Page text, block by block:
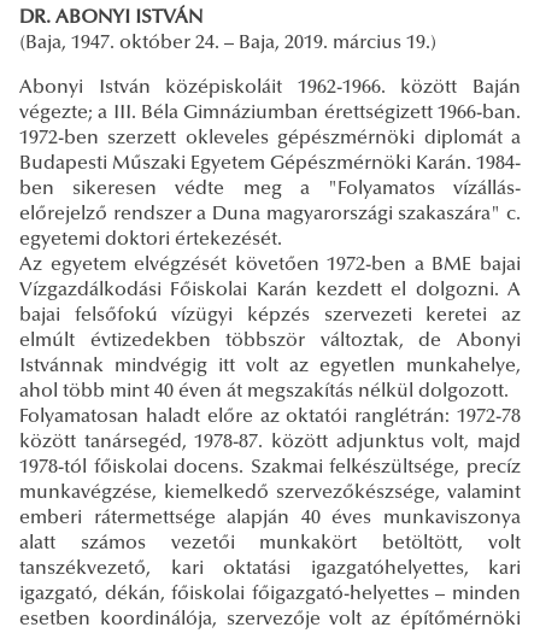
DR. ABONYI ISTVÁN
(Baja, 1947. október 24. – Baja, 2019. március 19.)
Abonyi István középiskoláit 1962-1966. között Baján
végezte; a III. Béla Gimnáziumban érettségizett 1966-ban.
1972-ben szerzett okleveles gépészmérnöki diplomát a
Budapesti Műszaki Egyetem Gépészmérnöki Karán. 1984-
ben sikeresen védte meg a "Folyamatos vízállás-
előrejelző rendszer a Duna magyarországi szakaszára" c.
egyetemi doktori értekezését.
Az egyetem elvégzését követően 1972-ben a BME bajai
Vízgazdálkodási Főiskolai Karán kezdett el dolgozni. A
bajai felsőfokú vízügyi képzés szervezeti keretei az
elmúlt évtizedekben többször változtak, de Abonyi
Istvánnak mindvégig itt volt az egyetlen munkahelye,
ahol több mint 40 éven át megszakítás nélkül dolgozott.
Folyamatosan haladt előre az oktatói ranglétrán: 1972-78
között tanársegéd, 1978-87. között adjunktus volt, majd
1978-tól főiskolai docens. Szakmai felkészültsége, precíz
munkavégzése, kiemelkedő szervezőkészsége, valamint
emberi rátermettsége alapján 40 éves munkaviszonya
alatt számos vezetői munkakört betöltött, volt
tanszékvezető, kari oktatási igazgatóhelyettes, kari
igazgató, dékán, főiskolai főigazgató-helyettes – minden
esetben koordinálója, szervezője volt az építőmérnöki